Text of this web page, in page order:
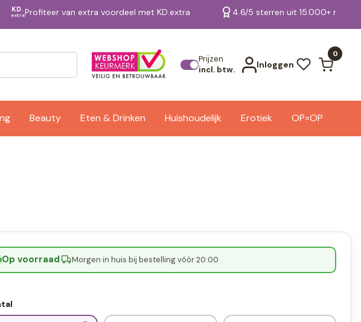
KD.
extraProfiteer van extra voordeel met KD.extra 4.6/5 sterren uit 15.000+
Prijzen
incl. btw.
Inloggen
0
Beauty Eten & Drinken Huishoudelijk Erotiek OP=OP
Bekijk alle resultaten
Op voorraad· Morgen in huis bij bestelling vóór 20:00